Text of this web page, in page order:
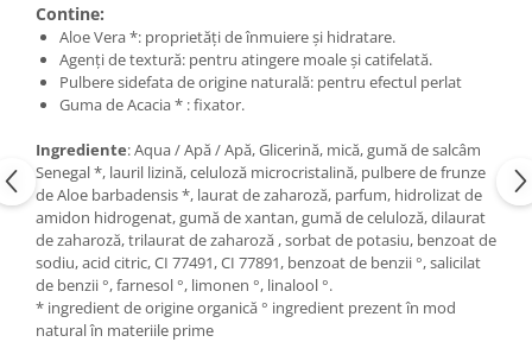
Contine:
Aloe Vera *: proprietăți de înmuiere și hidratare.
Agenți de textură: pentru atingere moale și catifelată.
Pulbere sidefata de origine naturală: pentru efectul perlat
Guma de Acacia * : fixator.
Ingrediente: Aqua / Apă / Apă, Glicerină, mică, gumă de salcâm
Senegal *, lauril lizină, celuloză microcristalină, pulbere de frunze
de Aloe barbadensis *, laurat de zaharoză, parfum, hidrolizat de
amidon hidrogenat, gumă de xantan, gumă de celuloză, dilaurat
de zaharoză, trilaurat de zaharoză , sorbat de potasiu, benzoat de
sodiu, acid citric, CI 77491, CI 77891, benzoat de benzii °, salicilat
de benzii °, farnesol °, limonen °, linalool °.
* ingredient de origine organică ° ingredient prezent în mod
natural în materiile prime